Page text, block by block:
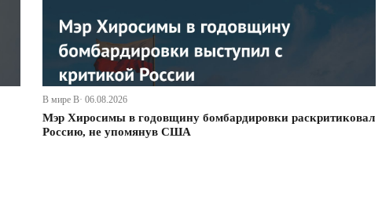
В мире В· 06.08.2026
Мэр Хиросимы в годовщину бомбардировки раскритиковал
Россию, не упомянув США